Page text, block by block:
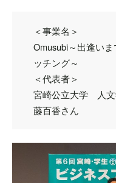
＜事業名＞
Omusubi～出逢い
ッチング～
＜代表者＞
宮崎公立大学 人
藤百香さん